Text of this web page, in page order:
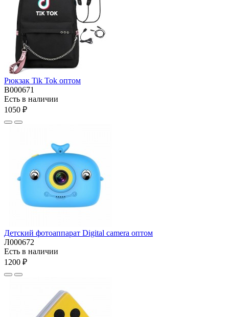
Рюкзак Tik Tok оптом
В000671
Есть в наличии
1050 ₽
Детский фотоаппарат Digital camera оптом
Л000672
Есть в наличии
1200 ₽